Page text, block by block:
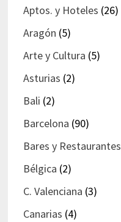
Aptos. y Hoteles (26)
Aragón (5)
Arte y Cultura (5)
Asturias (2)
Bali (2)
Barcelona (90)
Bares y Restaurantes
Bélgica (2)
C. Valenciana (3)
Canarias (4)